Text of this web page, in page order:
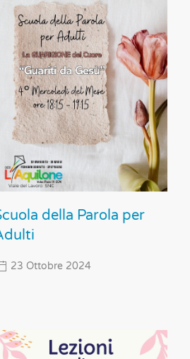
della Parola per
23 Ottobre 2024